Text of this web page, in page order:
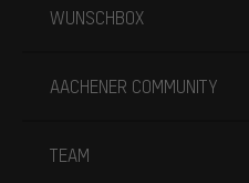
WUNSCHBOX
AACHENER COMMUNITY
TEAM